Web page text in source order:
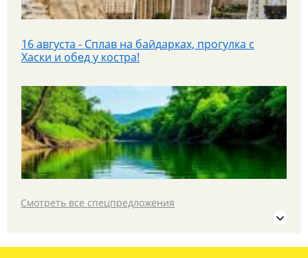
С 16 по 20 июля в Казань и Йошкар-Олу на
автобусе в тур "Республики без границ"
16 августа - Сплав на байдарках, прогулка с
Хаски и обед у костра!
Уже завтра 25 июля - едем гулять в парк Патриот!
Смотреть все спецпредложения